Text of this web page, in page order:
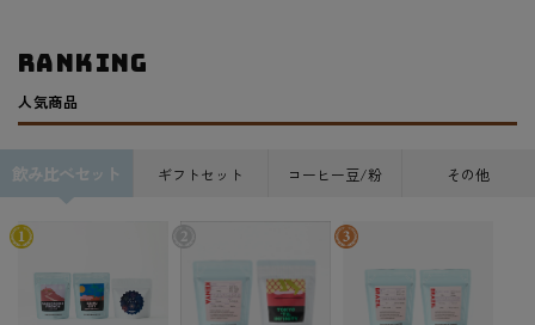
ranking
人気商品
飲み比べセット ギフトセット コーヒー豆/粉 その他